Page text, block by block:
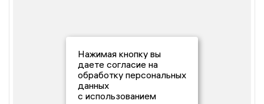
Нажимая кнопку вы
даете согласие на
обработку персональных
данных
с использованием